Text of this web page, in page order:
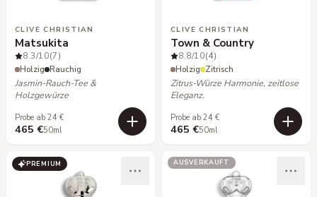
CLIVE CHRISTIAN
Matsukita
8.3/10(7)
Holzig Rauchig
Jasmin-Rauch-Tee &
Holzgewürze
Probe ab 24 €
465 €50ml
CLIVE CHRISTIAN
Town & Country
8.8/10(4)
Holzig Zitrisch
Zitrus-Würze Harmonie, zeitlose
Eleganz.
Probe ab 24 €
465 €50ml
PREMIUM AUSVERKAUFT